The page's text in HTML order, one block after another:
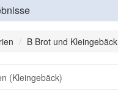
B Brot und Kleingebäck
(Kleingebäck)